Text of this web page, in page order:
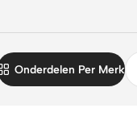
Onderdelen Per Merk